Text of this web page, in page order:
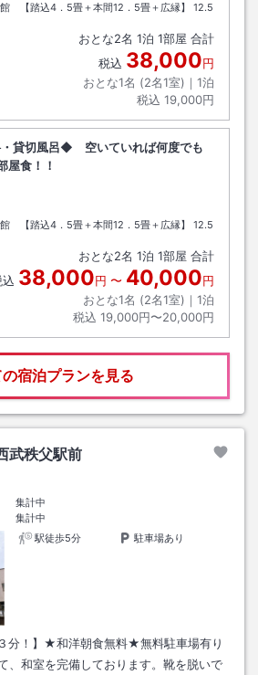
【踏込4．5畳＋本間12．5畳＋広縁】
12.5
おとな2名 1泊 1部屋 合計
税込 38,000円
おとな1名 (2名1室)｜ 1泊
税込 19,000円
・貸切風呂◆ 空いていれば何度でも
食！！
ウト
【踏込4．5畳＋本間12．5畳＋広縁】
12.5
おとな2名 1泊 1部屋 合計
38,000円 〜 40,000円
おとな1名 (2名1室)｜ 1泊
税込 19,000円〜20,000円
宿泊プランを見る
武秩父駅前
集計中
集計中
駅徒歩5分
駐車場あり
分！】★和洋朝食無料★無料駐車場有り
、和室を完備しております。靴を脱いで